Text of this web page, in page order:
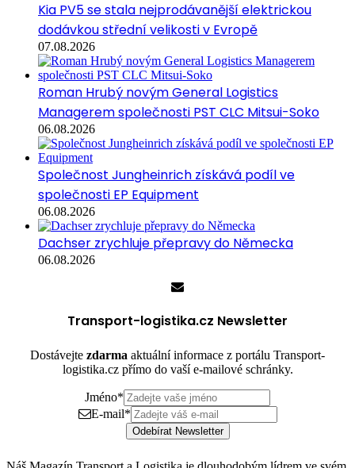
Kia PV5 se stala nejprodávanější elektrickou
dodávkou střední velikosti v Evropě
07.08.2026
Roman Hrubý novým General Logistics
Managerem společnosti PST CLC Mitsui-Soko
06.08.2026
Společnost Jungheinrich získává podíl ve
společnosti EP Equipment
06.08.2026
Dachser zrychluje přepravy do Německa
06.08.2026
Transport-logistika.cz Newsletter
Dostávejte zdarma aktuální informace z portálu Transport-
logistika.cz přímo do vaší e-mailové schránky.
Jméno*
E-mail*
Odebírat Newsletter